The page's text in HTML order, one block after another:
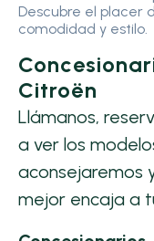
Descubre el placer
comodidad y estilo.
Citroën
Llámanos,
a ver los
aconsejaremos
mejor encaja a